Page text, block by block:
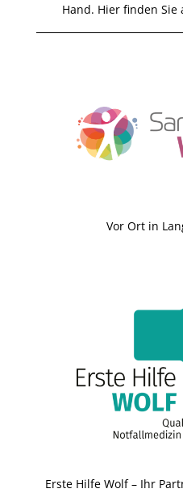
Hand. Hier finden Sie
Vor Ort in
Erste Hilfe Wolf – Ihr